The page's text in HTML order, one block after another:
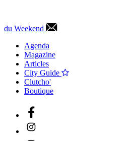
du Weekend
Agenda
Magazine
Articles
City Guide
Clutcho'
Boutique